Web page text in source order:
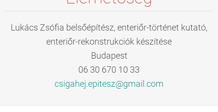
Lukács Zsófia belsőépítész, enteriőr-történet kutató,
enteriőr-rekonstrukciók készítése
Budapest
06 30 670 10 33
csigahej.epitesz@gmail.com